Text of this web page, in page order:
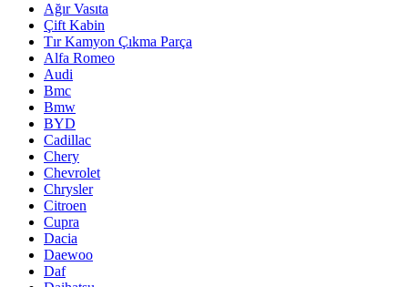
Ağır Vasıta
Çift Kabin
Tır Kamyon Çıkma Parça
Alfa Romeo
Audi
Bmc
Bmw
BYD
Cadillac
Chery
Chevrolet
Chrysler
Citroen
Cupra
Dacia
Daewoo
Daf